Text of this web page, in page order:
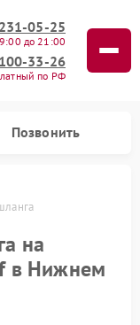
05-25
до 21:00
33-26
по РФ
Позвонить
на
в Нижнем